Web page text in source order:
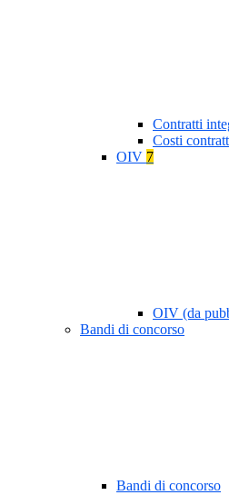
Contratti
Costi
OIV 7
OIV (da
Bandi di concorso
Bandi di concorso